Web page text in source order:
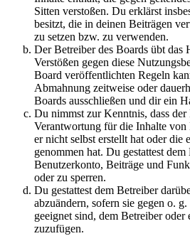
Sitten verstoßen. Du erklärst
besitzt, die in deinen Beiträgen
zu setzen bzw. zu verwenden.
Der Betreiber des Boards übt das
Verstößen gegen diese
Board veröffentlichten Regeln
Abmahnung zeitweise oder
Boards ausschließen und dir ein
Du nimmst zur Kenntnis, dass der
Verantwortung für die Inhalte
er nicht selbst erstellt hat oder die
genommen hat. Du gestattest dem
Benutzerkonto, Beiträge und
oder zu sperren.
Du gestattest dem Betreiber
abzuändern, sofern sie gegen o.
geeignet sind, dem Betreiber oder
zuzufügen.